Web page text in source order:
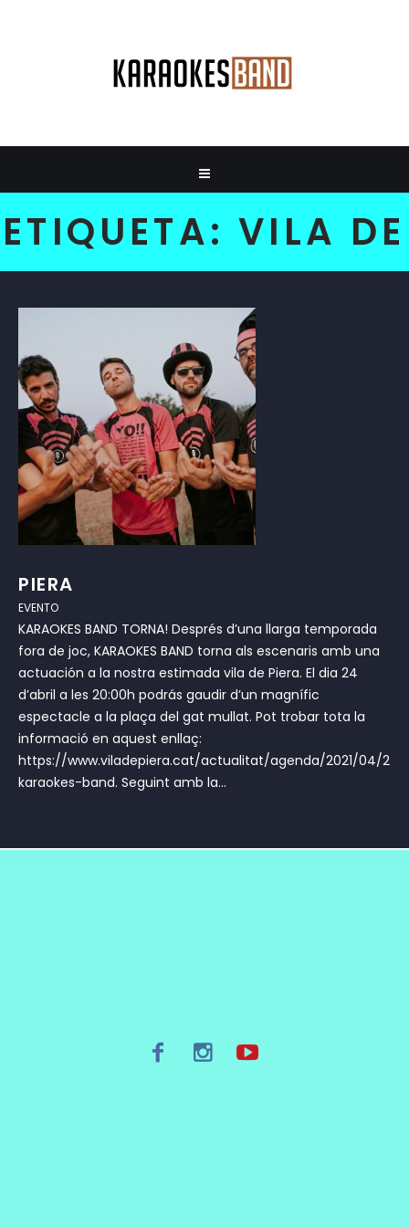
ETIQUETA:VILA DE
PIERA
EVENTO
KARAOKES BAND TORNA! Després d’una llarga temporada
fora de joc, KARAOKES BAND torna als escenaris amb una
actuación a la nostra estimada vila de Piera. El dia 24
d’abril a les 20:00h podrás gaudir d’un magnífic
espectacle a la plaça del gat mullat. Pot trobar tota la
informació en aquest enllaç:
https://www.viladepiera.cat/actualitat/agenda/2021/04/
karaokes-band. Seguint amb la...